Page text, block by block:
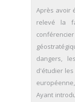
Après avoir
relevé la
dangers,
d'étudier les
Ayant